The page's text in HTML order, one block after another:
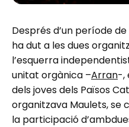
Després d’un període
ha dut a les dues
l’esquerra
unitat orgànica –Arran-,
dels joves dels Països
organitzava Maulets, se
la participació